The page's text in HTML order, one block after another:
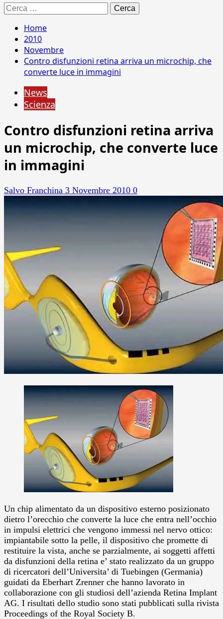
Ricerca
per:
Home
2010
Novembre
Contro disfunzioni retina arriva un microchip, che
converte luce in immagini
News
Scienza
Contro disfunzioni retina arriva
un microchip, che converte luce
in immagini
Salvo Franchina 3 Novembre 2010 0
Un chip alimentato da un dispositivo esterno posizionato
dietro l’orecchio che converte la luce che entra nell’occhio
in impulsi elettrici che vengono immessi nel nervo ottico:
impiantabile sotto la pelle, il dispositivo che promette di
restituire la vista, anche se parzialmente, ai soggetti affetti
da disfunzioni della retina e’ stato realizzato da un gruppo
di ricercatori dell’Universita’ di Tuebingen (Germania)
guidati da Eberhart Zrenner che hanno lavorato in
collaborazione con gli studiosi dell’azienda Retina Implant
AG. I risultati dello studio sono stati pubblicati sulla rivista
Proceedings of the Royal Society B.